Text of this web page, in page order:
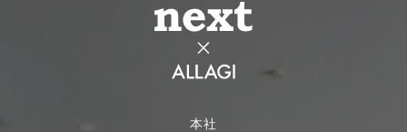
本社